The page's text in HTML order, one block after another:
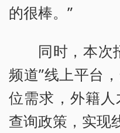
的很棒。”
同时，本次
频道”线上平台
位需求，外籍人
查询政策，实现